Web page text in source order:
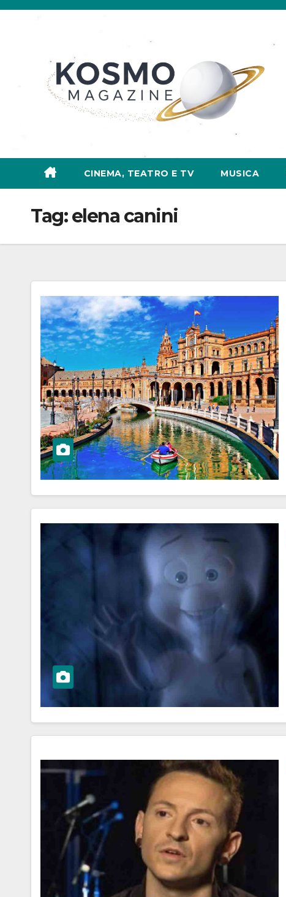
Salta
CINEMA, TEATRO E TV MUSICA
Tag:elena canini